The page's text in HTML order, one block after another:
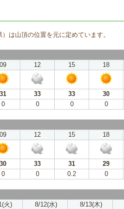
は山頂の位置を元に定めています。
09 12 15 18
31 33 33 30
0 0 0 0
09 12 15 18
30 33 31 29
0 0 0.2 0
火) 8/12(水) 8/13(木)